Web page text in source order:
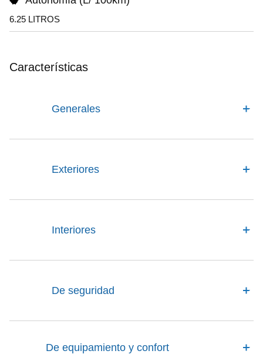
6.25 LITROS
Características
Generales
Exteriores
Interiores
De seguridad
De equipamiento y confort